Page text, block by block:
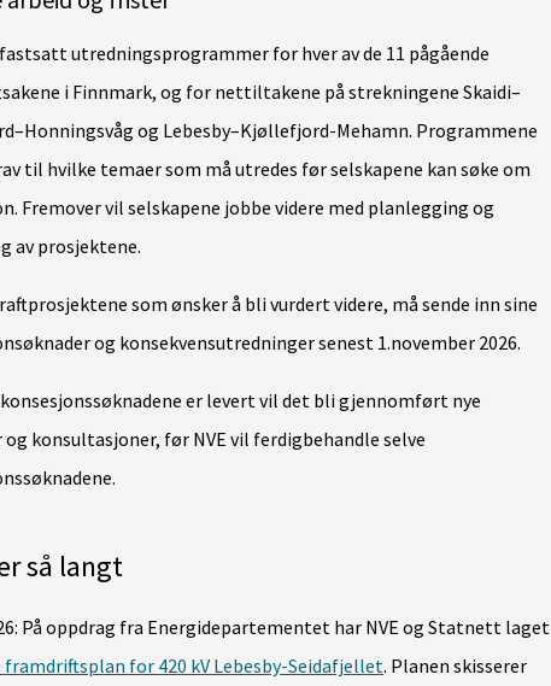
fastsatt utredningsprogrammer for hver av de 11 pågående
i Finnmark, og for nettiltakene på strekningene Skaidi–
og Lebesby–Kjøllefjord-Mehamn. Programmene
til hvilke temaer som må utredes før selskapene kan søke om
Fremovervil selskapene jobbe videre med planlegging og
av prosjektene.
som ønsker å bli vurdert videre, må sende inn sine
og konsekvensutredninger senest 1.november 2026.
er levert vil det bli gjennomført nye
konsultasjoner, før NVE vil ferdigbehandle selve
så langt
På oppdrag fra Energidepartementet har NVE og Statnett laget
for 420 kV Lebesby-Seidafjellet. Planen skisserer